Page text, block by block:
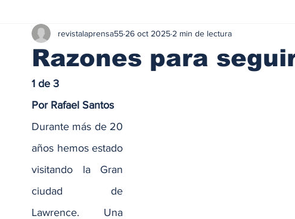
Nacionales Educación Sexual Deportes Opinión
Razones para
revistalaprensa55 26 oct 2025 2 min de lectura
1 de 3
Por Rafael Santos
Durante más de 20
años hemos estado
visitando la Gran
ciudad de
Lawrence. Una